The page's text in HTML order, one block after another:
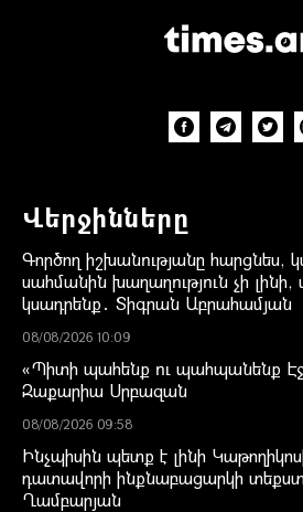
Վերջինները
Գործող իշխանությանը հարցնես,
սահմանին խաղաղություն չի
կսադրենք․ Տիգրան Աբրահամյան
08/08/2026 10:09
«Պիտի պահենք ու պահպանենք
Զաքարիա Սրբազան
08/08/2026 09:58
Ինչպիսին պետք է լինի
դատավորի ինքնաբացարկի
Ղամբարյան